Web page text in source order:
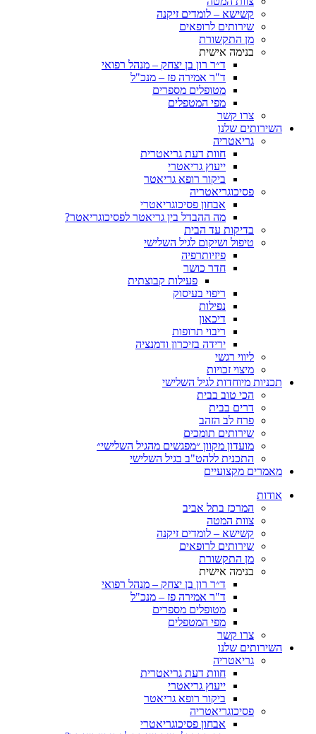
קשישא – לומדים זיקנה
שירותים לרופאים
מן התקשורת
בנימה אישית
ד״ר רון בן יצחק – מנהל רפואי
ד"ר אמירה פז – מנכ"ל
מטופלים מספרים
מפי המטפלים
שלנו
גריאטריה
חוות דעת גריאטרית
ייעוץ גריאטרי
ביקור רופא גריאטר
פסיכוגריאטריה
אבחון פסיכוגריאטרי
מה ההבדל בין גריאטר לפסיכוגריאטר?
בדיקות עד הבית
טיפול ושיקום לגיל השלישי
פיזיותרפיה
חדר כושר
פעילות קבוצתית
ריפוי בעיסוק
ריבוי תרופות
ירידה בזיכרון ודמנציה
מיצוי זכויות
מיוחדות לגיל השלישי
הכי טוב בבית
דרים בבית
פרח לב הזהב
שירותים תומכים
מועדון מקוון ״מפגשים מהגיל השלישי״
התכנית ללהט"ב בגיל השלישי
מקצועיים
המרכז בתל אביב
צוות המטה
קשישא – לומדים זיקנה
שירותים לרופאים
מן התקשורת
בנימה אישית
ד״ר רון בן יצחק – מנהל רפואי
ד"ר אמירה פז – מנכ"ל
מטופלים מספרים
מפי המטפלים
שלנו
גריאטריה
חוות דעת גריאטרית
ייעוץ גריאטרי
ביקור רופא גריאטר
פסיכוגריאטריה
אבחון פסיכוגריאטרי